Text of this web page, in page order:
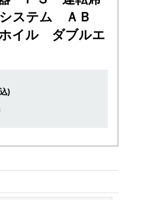
ステム ＡＢ
イル ダブルエ
)